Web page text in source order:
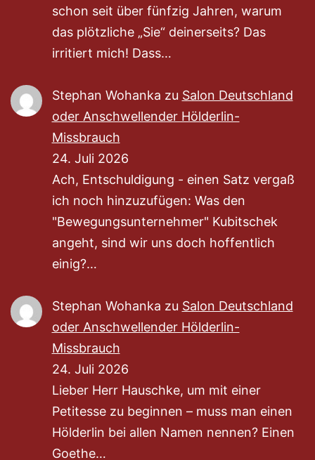
schon seit über fünfzig Jahren, warum
das plötzliche „Sie“ deinerseits? Das
irritiert mich! Dass…
Stephan Wohanka zu Salon Deutschland
oder Anschwellender Hölderlin-
Missbrauch
24. Juli 2026
Ach, Entschuldigung - einen Satz vergaß
ich noch hinzuzufügen: Was den
"Bewegungsunternehmer" Kubitschek
angeht, sind wir uns doch hoffentlich
einig?…
Stephan Wohanka zu Salon Deutschland
oder Anschwellender Hölderlin-
Missbrauch
24. Juli 2026
Lieber Herr Hauschke, um mit einer
Petitesse zu beginnen – muss man einen
Hölderlin bei allen Namen nennen? Einen
Goethe…